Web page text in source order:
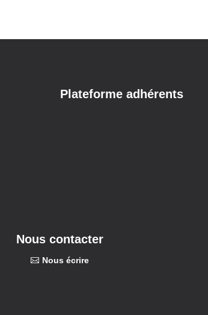
Plateforme adhérents
Nous contacter
Nous écrire